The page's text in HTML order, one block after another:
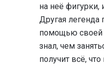
на неё
Другая легенда
помощью своей
знал, чем
получит всё,